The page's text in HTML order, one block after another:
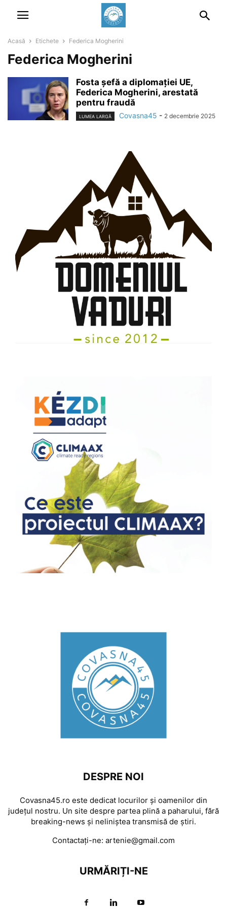
Acasă Etichete Federica Mogherini
Federica Mogherini
Fosta șefă a diplomației UE,
Federica Mogherini, arestată
pentru fraudă
LUMEA LARGĂ Covasna45 - 2 decembrie 2025
DESPRE NOI
Covasna45.ro este dedicat locurilor și oamenilor din
județul nostru. Un site despre partea plină a paharului, fără
breaking-news și neliniștea transmisă de știri.
Contactați-ne: artenie@gmail.com
URMĂRIȚI-NE